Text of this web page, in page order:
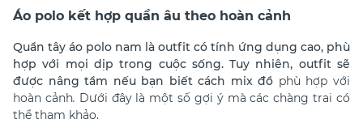
Áo polo kết hợp quần âu theo hoàn cảnh
Quần tây áo polo nam là outfit có tính ứng dụng cao, phù
hợp với mọi dịp trong cuộc sống. Tuy nhiên, outfit sẽ
được nâng tầm nếu bạn biết cách mix đồ phù hợp với
hoàn cảnh. Dưới đây là một số gợi ý mà các chàng trai có
thể tham khảo.